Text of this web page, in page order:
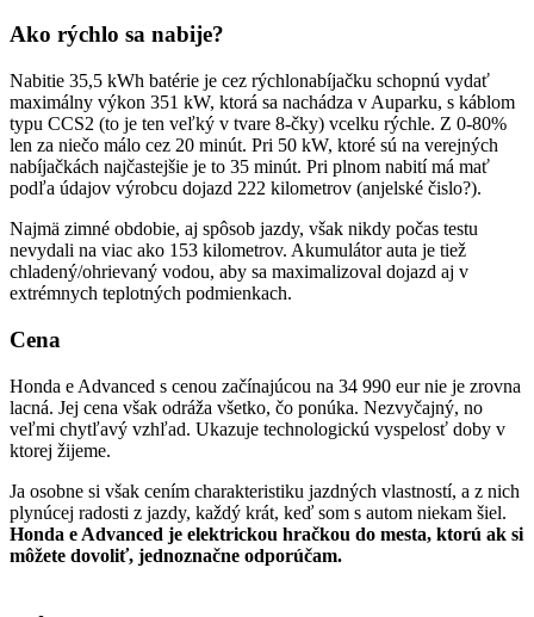
Ako rýchlo sa nabije?
Nabitie 35,5 kWh batérie je cez rýchlonabíjačku schopnú vydať
maximálny výkon 351 kW, ktorá sa nachádza v Auparku, s káblom
typu CCS2 (to je ten veľký v tvare 8-čky) vcelku rýchle. Z 0-80%
len za niečo málo cez 20 minút. Pri 50 kW, ktoré sú na verejných
nabíjačkách najčastejšie je to 35 minút. Pri plnom nabití má mať
podľa údajov výrobcu dojazd 222 kilometrov (anjelské čislo?).
Najmä zimné obdobie, aj spôsob jazdy, však nikdy počas testu
nevydali na viac ako 153 kilometrov. Akumulátor auta je tiež
chladený/ohrievaný vodou, aby sa maximalizoval dojazd aj v
extrémnych teplotných podmienkach.
Cena
Honda e Advanced s cenou začínajúcou na 34 990 eur nie je zrovna
lacná. Jej cena však odráža všetko, čo ponúka. Nezvyčajný, no
veľmi chytľavý vzhľad. Ukazuje technologickú vyspelosť doby v
ktorej žijeme.
Ja osobne si však cením charakteristiku jazdných vlastností, a z nich
plynúcej radosti z jazdy, každý krát, keď som s autom niekam šiel.
Honda e Advanced je elektrickou hračkou do mesta, ktorú ak si
môžete dovoliť, jednoznačne odporúčam.